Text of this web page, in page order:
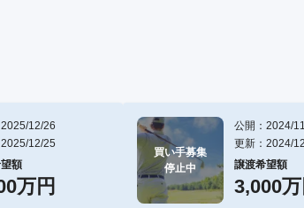
12/26
12/25
額
万円
買い手募集
停止中
公開：2024/
更新：2024/
譲渡希望額
3,000万